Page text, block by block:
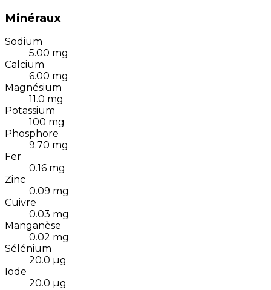
Minéraux
Sodium
5.00 mg
Calcium
6.00 mg
Magnésium
11.0 mg
Potassium
100 mg
Phosphore
9.70 mg
Fer
0.16 mg
Zinc
0.09 mg
Cuivre
0.03 mg
Manganèse
0.02 mg
Sélénium
20.0 µg
Iode
20.0 µg